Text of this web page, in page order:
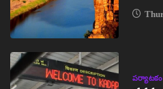
పర్యాటకం